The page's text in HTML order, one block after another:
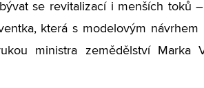
se revitalizací i menších toků
která s modelovým
ministra zemědělství Marka